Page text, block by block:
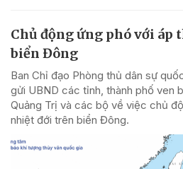
Chủ động ứng phó với áp
biển Đông
Ban Chỉ đạo Phòng thủ dân sự
gửi UBND các tỉnh, thành phố ven
Quảng Trị và các bộ về việc chủ
nhiệt đới trên biển Đông.